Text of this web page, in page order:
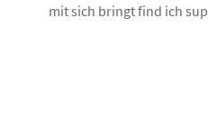
mit sich bringt find ich